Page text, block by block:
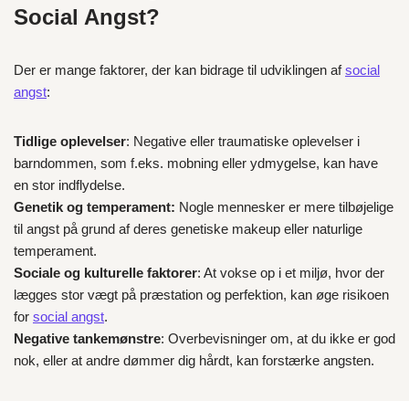
Social Angst?
Der er mange faktorer, der kan bidrage til udviklingen afsocial
angst:
Tidlige oplevelser: Negative eller traumatiske oplevelser i
barndommen, som f.eks. mobning eller ydmygelse, kan have
en stor indflydelse.
Genetik og temperament: Nogle mennesker er mere tilbøjelige
til angst på grund af deres genetiske makeup eller naturlige
temperament.
Sociale og kulturelle faktorer: At vokse op i et miljø, hvor der
lægges stor vægt på præstation og perfektion, kan øge risikoen
for social angst.
Negative tankemønstre: Overbevisninger om, at du ikke er god
nok, eller at andre dømmer dig hårdt, kan forstærke angsten.